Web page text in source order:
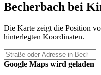
Becherbach bei
Die Karte zeigt die Position
hinterlegten Koordinaten.
Google Maps wird geladen